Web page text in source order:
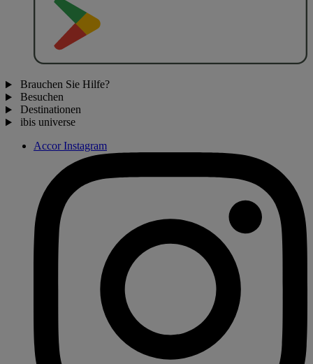
Brauchen Sie Hilfe?
Besuchen
Destinationen
ibis universe
Accor Instagram